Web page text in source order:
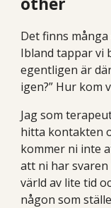
Det finns
Ibland tappar vi
egentligen är
igen?” Hur kom
Jag som
hitta kontakten
kommer ni inte
att ni har
värld av lite tid
någon som